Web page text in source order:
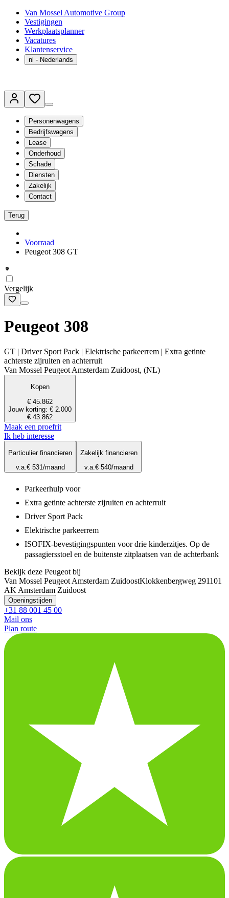
Van Mossel Automotive Group
Vestigingen
Werkplaatsplanner
Vacatures
Klantenservice
nl - Nederlands
Personenwagens
Bedrijfswagens
Lease
Onderhoud
Schade
Diensten
Zakelijk
Contact
Terug
Voorraad
Peugeot 308 GT
Vergelijk
Peugeot 308
GT | Driver Sport Pack | Elektrische parkeerrem | Extra getinte
achterste zijruiten en achterruit
Van Mossel Peugeot Amsterdam Zuidoost, (NL)
Kopen
€ 45.862
Jouw korting: € 2.000
€ 43.862
Maak een proefrit
Ik heb interesse
Particulier financieren
v.a.€ 531/maand
Zakelijk financieren
v.a.€ 540/maand
Parkeerhulp voor
Extra getinte achterste zijruiten en achterruit
Driver Sport Pack
Elektrische parkeerrem
ISOFIX-bevestigingspunten voor drie kinderzitjes. Op de
passagiersstoel en de buitenste zitplaatsen van de achterbank
Bekijk deze Peugeot bij
Van Mossel Peugeot Amsterdam ZuidoostKlokkenbergweg 291101
AK Amsterdam Zuidoost
Openingstijden
+31 88 001 45 00
Mail ons
Plan route